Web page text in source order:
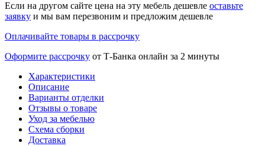
Если на другом сайте цена на эту мебель дешевле оставьте
заявку и мы вам перезвоним и предложим дешевле
Оплачивайте товары в рассрочку
Оформите рассрочку от Т-Банка онлайн за 2 минуты
Характеристики
Описание
Варианты отделки
Отзывы о товаре
Уход за мебелью
Схема сборки
Доставка